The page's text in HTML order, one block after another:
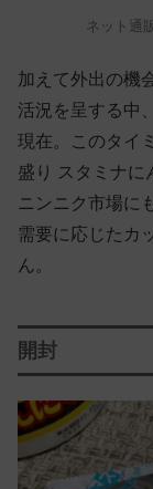
ネット通
加えて外出の機
活況を呈する中
現在。このタイ
盛り スタミナに
ニンニク市場に
需要に応じたカ
ん。
開封